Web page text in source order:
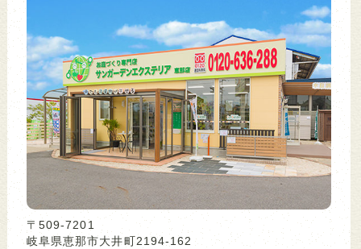
〒509-7201
岐阜県恵那市大井町2194-162